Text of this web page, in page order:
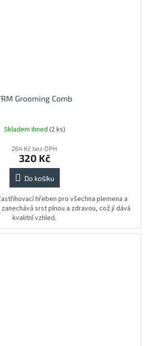
Grooming Comb
Skladem ihned (2 ks)
264 Kč bez DPH
320 Kč
Do košíku
hřeben pro všechna plemena a
srst plnou a zdravou, což jí dává
kvalitní vzhled.